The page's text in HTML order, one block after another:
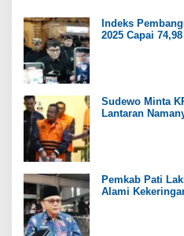
Indeks
2025 Capai
Sudewo Minta
Lantaran
Pemkab Pati
Alami